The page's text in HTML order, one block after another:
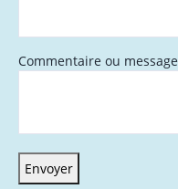
Commentaire ou message
Envoyer